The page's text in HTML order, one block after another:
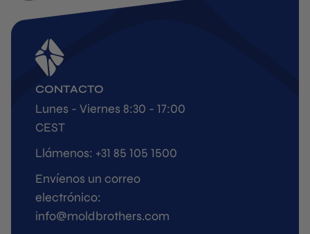
CONTACTO
Lunes - Viernes 8:30 - 17:00
CEST
Llámenos: +31 85 105 1500
Envíenos un correo
electrónico:
info@moldbrothers.com